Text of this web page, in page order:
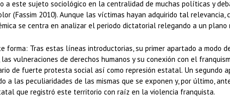
a este sujeto sociológico en la centralidad de muchas políticas y
(Fassim 2010). Aunque las víctimas hayan adquirido tal
se centra en analizar el periodo dictatorial relegando a un
forma: Tras estas líneas introductorias, su primer apartado a
vulneraciones de derechos humanos y su conexión con el
de fuerte protesta social así como represión estatal. Un
a las peculiaridades de las mismas que se exponen y, por último,
que registró este territorio con raíz en la violencia franquista.